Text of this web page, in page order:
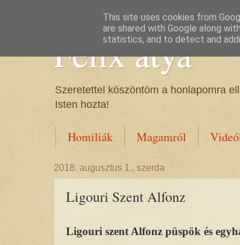
Félix atya
Szeretettel köszöntöm a honlapomra
Isten hozta!
Homiliák Magamról
2018. augusztus 1., szerda
Ligouri Szent Alfonz
Ligouri szent Alfonz püspök és
This site uses cookies from
are shared with Google along
statistics, and to detect and